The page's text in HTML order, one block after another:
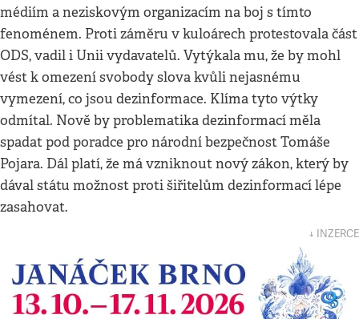
médiím a neziskovým organizacím na boj s tímto
fenoménem. Proti záměru v kuloárech protestovala část
ODS, vadil i Unii vydavatelů. Vytýkala mu, že by mohl
vést k omezení svobody slova kvůli nejasnému
vymezení, co jsou dezinformace. Klíma tyto výtky
odmítal. Nově by problematika dezinformací měla
spadat pod poradce pro národní bezpečnost Tomáše
Pojara. Dál platí, že má vzniknout nový zákon, který by
dával státu možnost proti šiřitelům dezinformací lépe
zasahovat.
↓ INZERCE